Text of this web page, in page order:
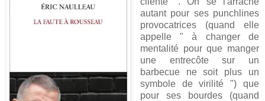
autant pour ses punchlines
provocatrices (quand elle
appelle " à changer de
mentalité pour que manger
une entrecôte sur un
barbecue ne soit plus un
symbole de virilité ") que
pour ses bourdes (quand